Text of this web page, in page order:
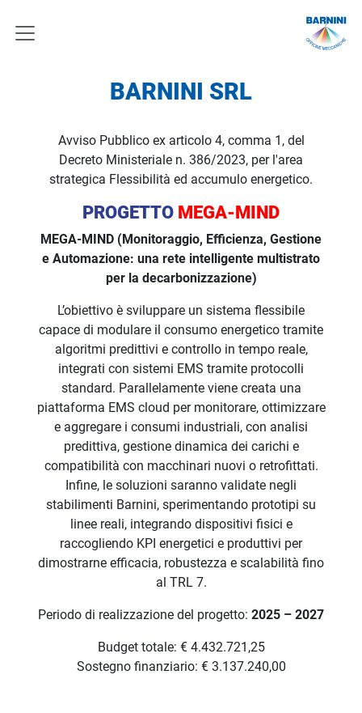
BARNINI SRL
Avviso Pubblico ex articolo 4, comma 1, del
Decreto Ministeriale n. 386/2023, per l'area
strategica Flessibilità ed accumulo energetico.
PROGETTO MEGA-MIND
MEGA-MIND (Monitoraggio, Efficienza, Gestione
e Automazione: una rete intelligente multistrato
per la decarbonizzazione)
L’obiettivo è sviluppare un sistema flessibile
capace di modulare il consumo energetico tramite
algoritmi predittivi e controllo in tempo reale,
integrati con sistemi EMS tramite protocolli
standard. Parallelamente viene creata una
piattaforma EMS cloud per monitorare, ottimizzare
e aggregare i consumi industriali, con analisi
predittiva, gestione dinamica dei carichi e
compatibilità con macchinari nuovi o retrofittati.
Infine, le soluzioni saranno validate negli
stabilimenti Barnini, sperimentando prototipi su
linee reali, integrando dispositivi fisici e
raccogliendo KPI energetici e produttivi per
dimostrarne efficacia, robustezza e scalabilità fino
al TRL 7.
Periodo di realizzazione del progetto: 2025 – 2027
Budget totale: € 4.432.721,25
Sostegno finanziario: € 3.137.240,00